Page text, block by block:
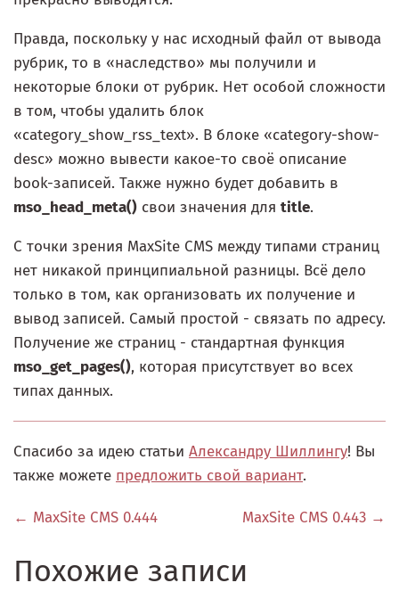
Правда, поскольку у нас исходный файл от вывода
рубрик, то в «наследство» мы получили и
некоторые блоки от рубрик. Нет особой сложности
в том, чтобы удалить блок
«category_show_rss_text». В блоке «category-show-
desc» можно вывести какое-то своё описание
book-записей. Также нужно будет добавить в
mso_head_meta() свои значения для title.
С точки зрения MaxSite CMS между типами страниц
нет никакой принципиальной разницы. Всё дело
только в том, как организовать их получение и
вывод записей. Самый простой - связать по адресу.
Получение же страниц - стандартная функция
mso_get_pages(), которая присутствует во всех
типах данных.
Спасибо за идею статьи Александру Шиллингу! Вы
также можете предложить свой вариант.
← MaxSite CMS 0.444 MaxSite CMS 0.443 →
Похожие записи